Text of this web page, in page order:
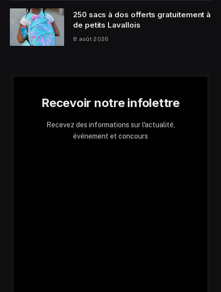
250 sacs à dos offerts gratuitement à
de petits Lavallois
8 août 2026
Recevoir notre infolettre
Recevez des informations sur l'actualité,
événement et concours